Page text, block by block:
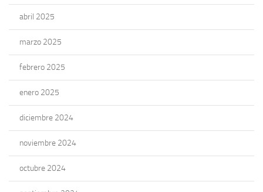
abril 2025
marzo 2025
febrero 2025
enero 2025
diciembre 2024
noviembre 2024
octubre 2024